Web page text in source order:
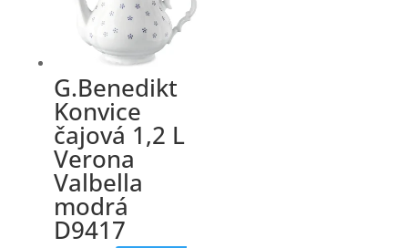
G.Benedikt
Konvice
čajová 1,2 L
Verona
Valbella
modrá
D9417